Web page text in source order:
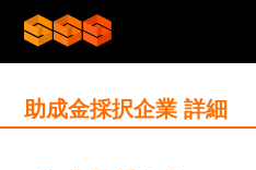
助成金採択企業 詳細